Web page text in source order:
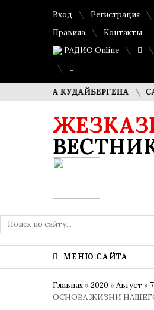
Вход Регистрация
Правила
Контакты
РАДИО Online
КУДАЙБЕРГЕНА САФУАН
МЕНЮ САЙТА
Главная »2020 »Август » 7
ОСНОВА ЖИЗНИ